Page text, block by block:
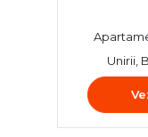
Unirii,